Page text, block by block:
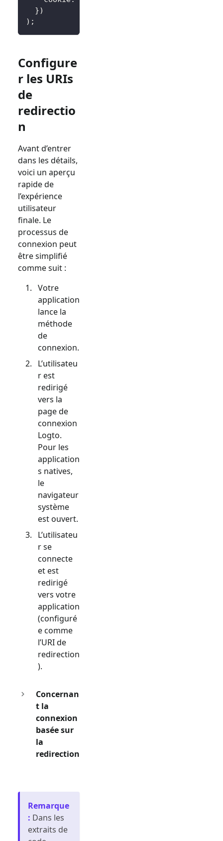
})
) ;
Configure
r les URIs
de
redirectio
n
Avant d’entrer
dans les détails,
voici un aperçu
rapide de
l’expérience
utilisateur
finale. Le
processus de
connexion peut
être simplifié
comme suit :
Votre
application
lance la
méthode
de
connexion.
L’utilisateu
r est
redirigé
vers la
page de
connexion
Logto.
Pour les
application
s natives,
le
navigateur
système
est ouvert.
L’utilisateu
r se
connecte
et est
redirigé
vers votre
application
(configuré
e comme
l’URI de
redirection
).
Concernan
t la
connexion
basée sur
la
redirection
Remarque
: Dans les
extraits de